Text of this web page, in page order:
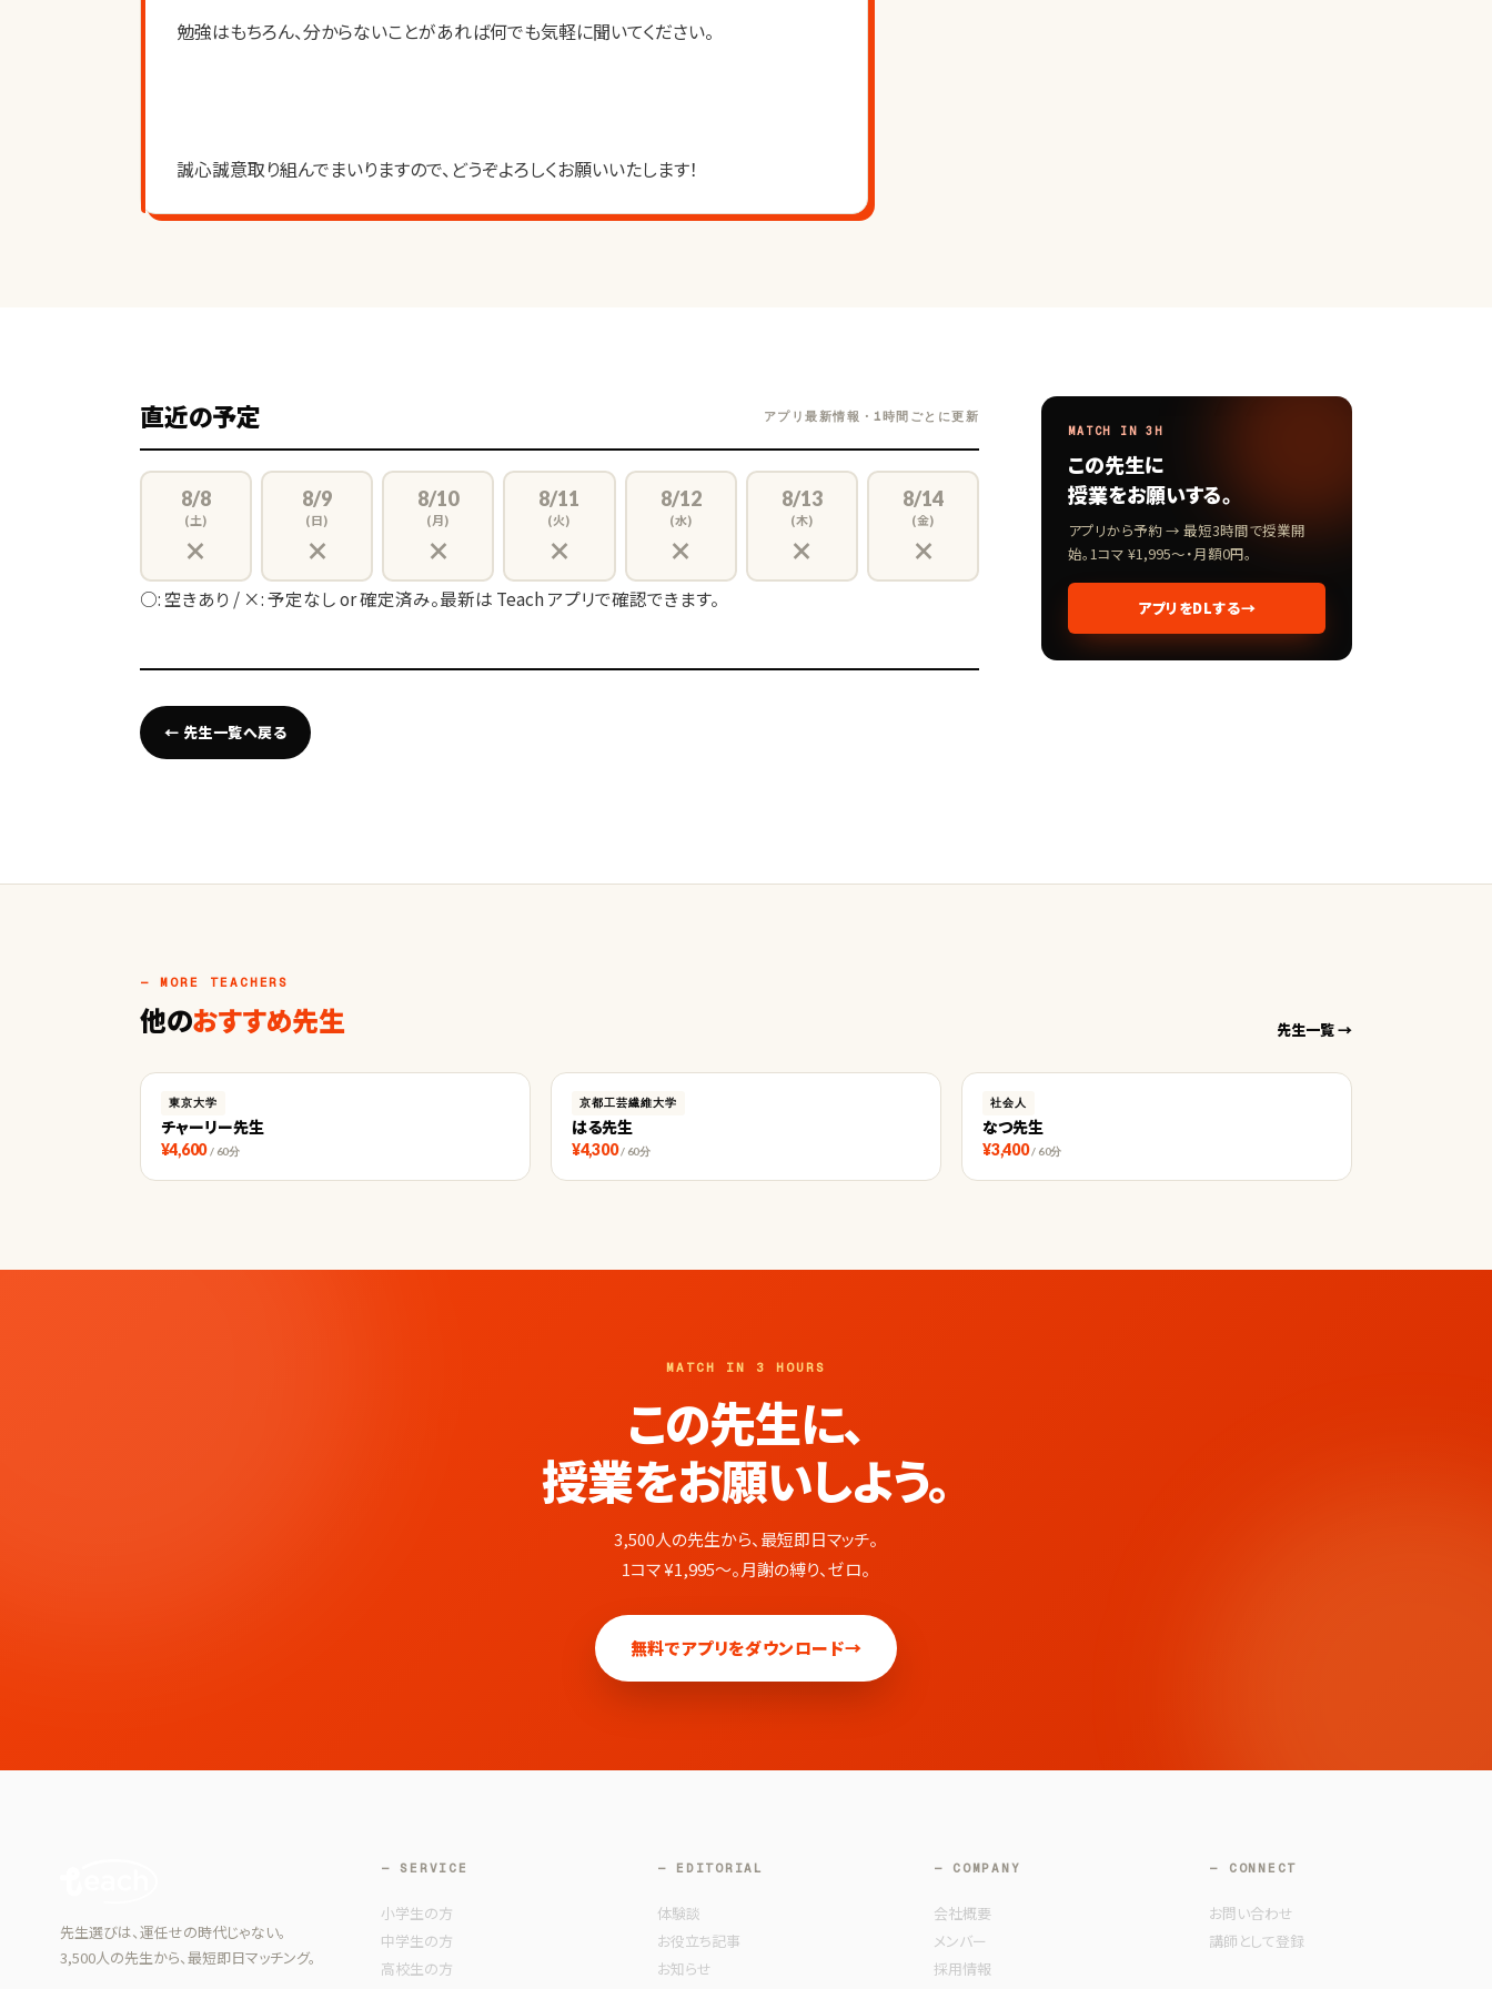
勉強はもちろん、分からないことがあれば何でも気軽に聞いてください。
誠心誠意取り組んでまいりますので、どうぞよろしくお願いいたします！
直近の予定 アプリ最新情報・1時間ごとに更新
8/8
(土)
×
8/9
(日)
×
8/10
(月)
×
8/11
(火)
×
8/12
(水)
×
8/13
(木)
×
8/14
(金)
×
○: 空きあり / ×: 予定なし or 確定済み。最新は Teach アプリで確認できます。
← 先生一覧へ戻る
MATCH IN 3H
この先生に
授業をお願いする。
アプリから予約 → 最短3時間で授業開
始。1コマ ¥1,995〜・月額0円。
アプリをDLする→
— MORE TEACHERS
他のおすすめ先生 先生一覧 →
東京大学
チャーリー先生
¥4,600 / 60分
京都工芸繊維大学
はる先生
¥4,300 / 60分
社会人
なつ先生
¥3,400 / 60分
MATCH IN 3 HOURS
この先生に、
授業をお願いしよう。
3,500人の先生から、最短即日マッチ。
1コマ ¥1,995〜。月謝の縛り、ゼロ。
無料でアプリをダウンロード→
先生選びは、運任せの時代じゃない。
3,500人の先生から、最短即日マッチング。
— SERVICE
小学生の方
中学生の方
高校生の方
— EDITORIAL
体験談
お役立ち記事
お知らせ
— COMPANY
会社概要
メンバー
採用情報
— CONNECT
お問い合わせ
講師として登録